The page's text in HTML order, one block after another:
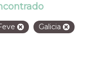
Galicia